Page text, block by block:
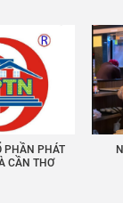
PHẦN PHÁT
CẦN THƠ